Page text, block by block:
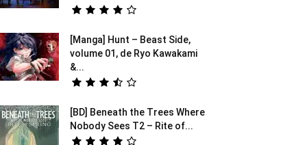
[Manga] Hunt – Beast Side,
volume 01, de Ryo Kawakami
&...
[BD] Beneath the Trees Where
Nobody Sees T2 – Rite of...